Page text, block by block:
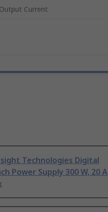
Current
Technologies Digital
Power Supply 300 W, 20 A